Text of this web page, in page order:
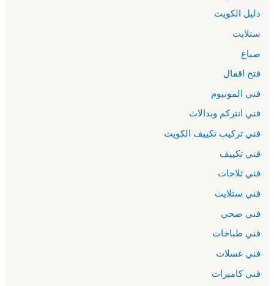
دليل الكويت
ستلايت
صباغ
فتح اقفال
فني المونيوم
فني انتركم وبدالات
فني تركيب تكييف الكويت
فني تكييف
فني ثلاجات
فني ستلايت
فني صحي
فني طباخات
فني غسلات
فني كاميرات